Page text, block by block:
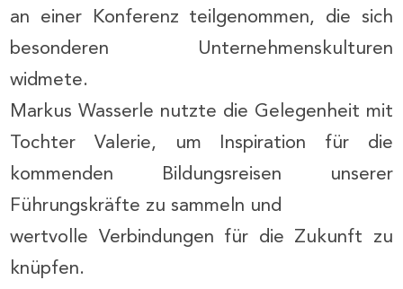
an einer Konferenz teilgenommen, die sich
besonderen Unternehmenskulturen
widmete.
Markus Wasserle nutzte die Gelegenheit mit
Tochter Valerie, um Inspiration für die
kommenden Bildungsreisen unserer
Führungskräfte zu sammeln und
wertvolle Verbindungen für die Zukunft zu
knüpfen.